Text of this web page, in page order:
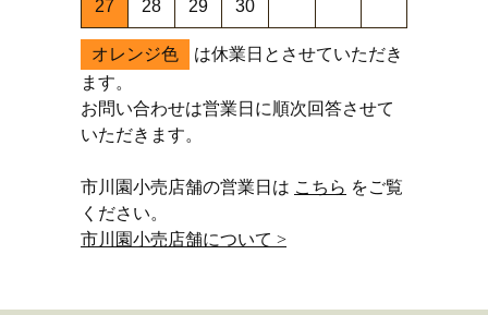
27 28 29 30
オレンジ色
は休業日とさせていただき
ます。
お問い合わせは営業日に順次回答させて
いただきます。
市川園小売店舗の営業日は こちら をご覧
ください。
市川園小売店舗について >